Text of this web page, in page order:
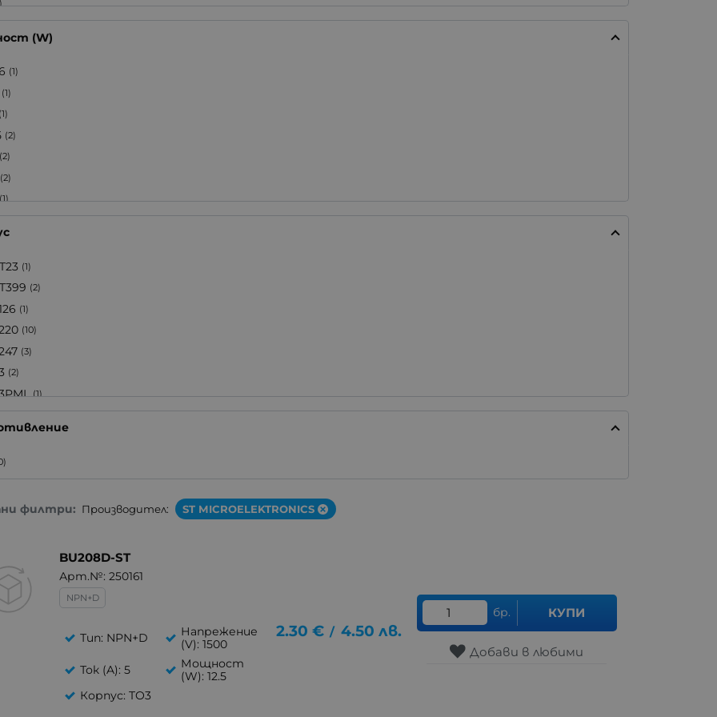
(1)
(1)
(W)
(1)
(1)
(1)
(2)
(2)
(2)
(1)
(1)
(1)
(1)
(3)
(1)
(2)
(1)
(1)
(2)
(1)
(10)
(3)
(2)
(1)
(1)
филтри: Производител: ST MICROELEKTRONICS
BU208D-ST
Арт.№: 250161
NPN+D
Тип: NPN+D
Напрежение
(V): 1500
Ток (A): 5
Мощност
(W): 12.5
Корпус: TO3
2.30 € / 4.50 лв.
бр. КУПИ
Добави в любими